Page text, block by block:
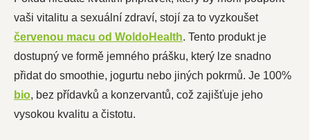
vaši vitalitu a sexuální zdraví, stojí za to vyzkoušet
červenou macu od WoldoHealth. Tento produkt je
dostupný ve formě jemného prášku, který lze snadno
přidat do smoothie, jogurtu nebo jiných pokrmů. Je 100%
bio, bez přídavků a konzervantů, což zajišťuje jeho
vysokou kvalitu a čistotu.